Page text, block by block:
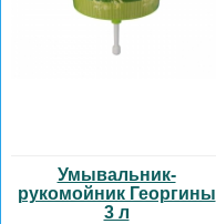
Умывальник-
рукомойник Георгины
3 л